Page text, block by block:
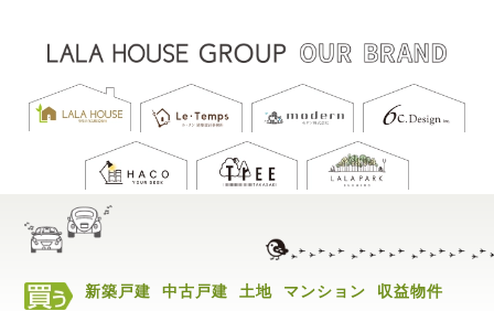
新築戸建 中古戸建 土地 マンション
収益物件